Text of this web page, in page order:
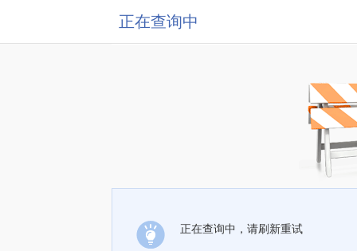
正在查询中
正在查询中，请刷新重试